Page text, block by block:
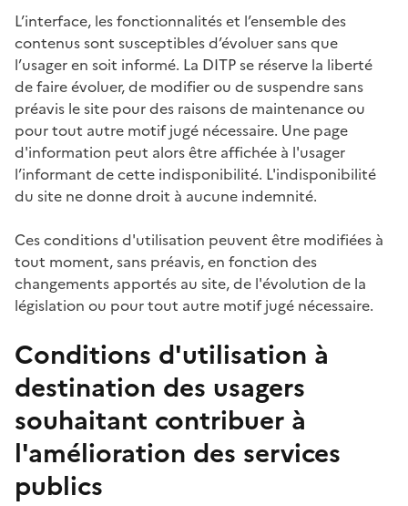
L’interface, les fonctionnalités et l’ensemble des
contenus sont susceptibles d’évoluer sans que
l’usager en soit informé. La DITP se réserve la liberté
de faire évoluer, de modifier ou de suspendre sans
préavis le site pour des raisons de maintenance ou
pour tout autre motif jugé nécessaire. Une page
d'information peut alors être affichée à l'usager
l’informant de cette indisponibilité. L'indisponibilité
du site ne donne droit à aucune indemnité.
Ces conditions d'utilisation peuvent être modifiées à
tout moment, sans préavis, en fonction des
changements apportés au site, de l'évolution de la
législation ou pour tout autre motif jugé nécessaire.
Conditions d'utilisation à
destination des usagers
souhaitant contribuer à
l'amélioration des services
publics